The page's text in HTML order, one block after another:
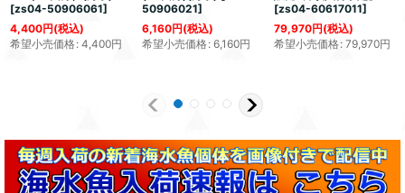
[zs04-50906061]
4,400円(税込)
希望小売価格: 4,400円
50906021]
6,160円(税込)
希望小売価格: 6,160円
[zs04-60617011]
79,970円(税込)
希望小売価格: 79,970円